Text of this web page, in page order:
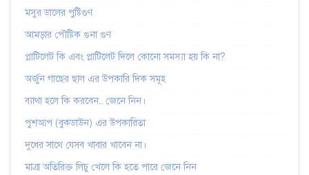
মসুর ডালের পুষ্টিগুণ
আমড়ার পৌষ্টিক গুনা গুণ
প্লাটিলেট কি এবং প্লাটিলেট দিলে কোনো সমস্যা হয় কি না?
অর্জুন গাছের ছাল এর উপকারি দিক সমূহ
ব্যাথা হলে কি করবেন.. জেনে নিন।
পুশআপ (বুকডাউন) এর উপকারিতা
দুধের সাথে যেসব খাবার খাবেন না।
মাত্রা অতিরিক্ত লিচু খেলে কি হতে পারে জেনে নিন